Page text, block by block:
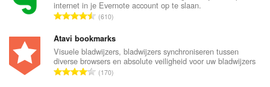
internet in je Evernote account op te slaan.
T
t
a
a
l
610
Atavi bookmarks
Visuele bladwijzers, bladwijzers synchroniseren tussen
diverse browsers en absolute veiligheid voor uw bladwijzers
T170